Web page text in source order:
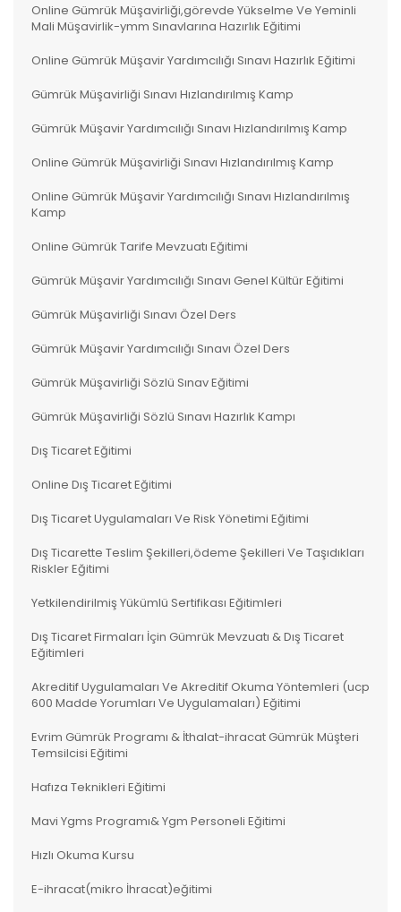
Online Gümrük Müşavirliği,görevde Yükselme Ve Yeminli
Mali Müşavirlik-ymm Sınavlarına Hazırlık Eğitimi
Online Gümrük Müşavir Yardımcılığı Sınavı Hazırlık Eğitimi
Gümrük Müşavirliği Sınavı Hızlandırılmış Kamp
Gümrük Müşavir Yardımcılığı Sınavı Hızlandırılmış Kamp
Online Gümrük Müşavirliği Sınavı Hızlandırılmış Kamp
Online Gümrük Müşavir Yardımcılığı Sınavı Hızlandırılmış
Kamp
Online Gümrük Tarife Mevzuatı Eğitimi
Gümrük Müşavir Yardımcılığı Sınavı Genel Kültür Eğitimi
Gümrük Müşavirliği Sınavı Özel Ders
Gümrük Müşavir Yardımcılığı Sınavı Özel Ders
Gümrük Müşavirliği Sözlü Sınav Eğitimi
Gümrük Müşavirliği Sözlü Sınavı Hazırlık Kampı
Dış Ticaret Eğitimi
Online Dış Ticaret Eğitimi
Dış Ticaret Uygulamaları Ve Risk Yönetimi Eğitimi
Dış Ticarette Teslim Şekilleri,ödeme Şekilleri Ve Taşıdıkları
Riskler Eğitimi
Yetkilendirilmiş Yükümlü Sertifikası Eğitimleri
Dış Ticaret Firmaları İçin Gümrük Mevzuatı & Dış Ticaret
Eğitimleri
Akreditif Uygulamaları Ve Akreditif Okuma Yöntemleri (ucp
600 Madde Yorumları Ve Uygulamaları) Eğitimi
Evrim Gümrük Programı & İthalat-ihracat Gümrük Müşteri
Temsilcisi Eğitimi
Hafıza Teknikleri Eğitimi
Mavi Ygms Programı& Ygm Personeli Eğitimi
Hızlı Okuma Kursu
E-ihracat(mikro İhracat)eğitimi